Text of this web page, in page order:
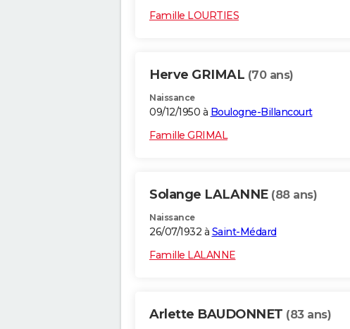
Famille LOURTIES
Herve GRIMAL (70 ans)
Naissance
09/12/1950 à Boulogne-Billancourt
Famille GRIMAL
Solange LALANNE (88 ans)
Naissance
26/07/1932 à Saint-Médard
Famille LALANNE
Arlette BAUDONNET (83 ans)